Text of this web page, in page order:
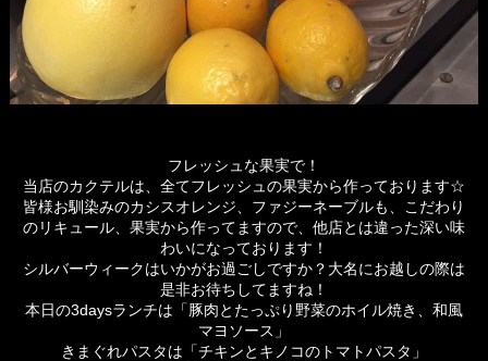
フレッシュな果実で！
当店のカクテルは、全てフレッシュの果実から作っております☆
皆様お馴染みのカシスオレンジ、ファジーネーブルも、こだわり
のリキュール、果実から作ってますので、他店とは違った深い味
わいになっております！
シルバーウィークはいかがお過ごしですか？大名にお越しの際は
是非お待ちしてますね！
本日の3daysランチは「豚肉とたっぷり野菜のホイル焼き、和風
マヨソース」
きまぐれパスタは「チキンとキノコのトマトパスタ」